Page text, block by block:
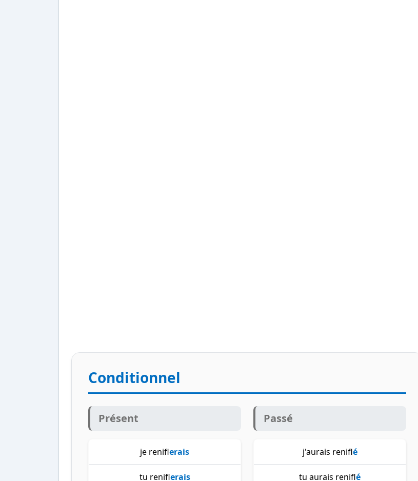
Conditionnel
Présent
je reniflerais
tu reniflerais
Passé
j'aurais reniflé
tu aurais reniflé